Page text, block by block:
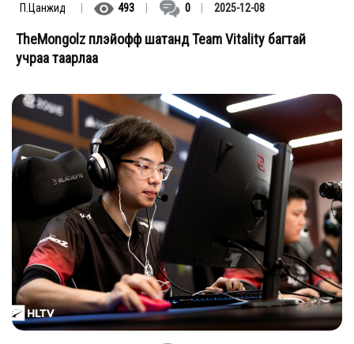
П.Цанжид 493 0 2025-12-08
TheMongolz плэйофф шатанд Team Vitality багтай
учраа таарлаа